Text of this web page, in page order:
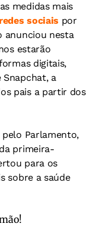
medidas mais
redes sociais por
anunciou nesta
estarão
digitais,
Snapchat, a
pais a partir dos
pelo Parlamento,
primeira-
para os
sobre a saúde